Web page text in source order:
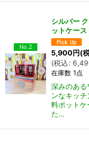
No.2
シルバー
ットケース
5,900円(
(税込:
在庫数 1点
深みのあ
ンなキッ
料ポット
た…